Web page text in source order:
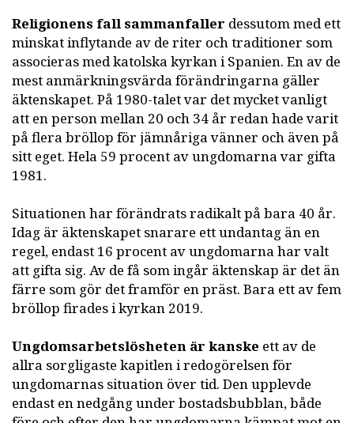
Religionens fall sammanfaller dessutom med ett
minskat inflytande av de riter och traditioner som
associeras med katolska kyrkan i Spanien. En av de
mest anmärkningsvärda förändringarna gäller
äktenskapet. På 1980-talet var det mycket vanligt
att en person mellan 20 och 34 år redan hade varit
på flera bröllop för jämnåriga vänner och även på
sitt eget. Hela 59 procent av ungdomarna var gifta
1981.
Situationen har förändrats radikalt på bara 40 år.
Idag är äktenskapet snarare ett undantag än en
regel, endast 16 procent av ungdomarna har valt
att gifta sig. Av de få som ingår äktenskap är det än
färre som gör det framför en präst. Bara ett av fem
bröllop firades i kyrkan 2019.
Ungdomsarbetslösheten är kanske ett av de
allra sorgligaste kapitlen i redogörelsen för
ungdomarnas situation över tid. Den upplevde
endast en nedgång under bostadsbubblan, både